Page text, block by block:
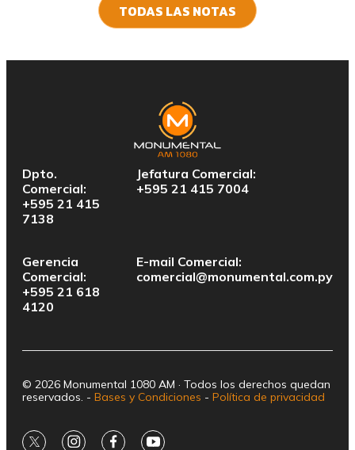
TODAS LAS NOTAS
Dpto.
Comercial:
+595 21 415
7138
Jefatura Comercial:
+595 21 415 7004
Gerencia
Comercial:
+595 21 618
4120
E-mail Comercial:
comercial@monumental.com.py
© 2026 Monumental 1080 AM · Todos los derechos quedan
reservados. - Bases y Condiciones - Política de privacidad